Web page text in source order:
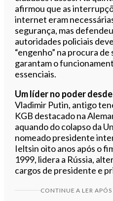
afirmou que as
internet eram
segurança, mas
autoridades policiais
“engenho” na procura de
garantam o
essenciais.
Um líder no poder
Vladimir Putin, antigo
KGB destacado na
aquando do colapso da
nomeado presidente
Ieltsin oito anos após o
1999, lidera a Rússia,
cargos de presidente e
CONTINUE A LER